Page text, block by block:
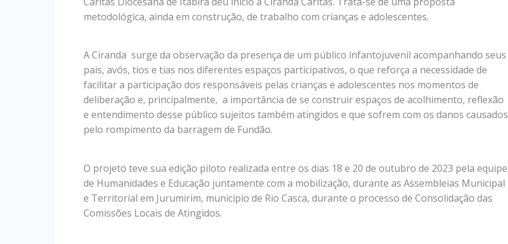
metodológica, ainda em construção, de trabalho com crianças e adolescentes.
A Ciranda surge da observação da presença de um público infantojuvenil acompanhando seus
pais, avós, tios e tias nos diferentes espaços participativos, o que reforça a necessidade de
facilitar a participação dos responsáveis pelas crianças e adolescentes nos momentos de
deliberação e, principalmente, a importância de se construir espaços de acolhimento, reflexão
e entendimento desse público sujeitos também atingidos e que sofrem com os danos causados
pelo rompimento da barragem de Fundão.
O projeto teve sua edição piloto realizada entre os dias 18 e 20 de outubro de 2023 pela equipe
de Humanidades e Educação juntamente com a mobilização, durante as Assembleias Municipal
e Territorial em Jurumirim, município de Rio Casca, durante o processo de Consolidação das
Comissões Locais de Atingidos.